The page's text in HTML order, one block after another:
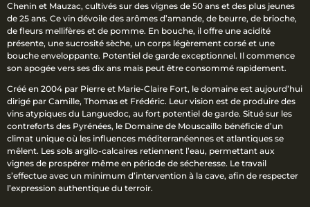
Chenin et Mauzac, cultivés sur des vignes de 50 ans et des plus jeunes
de 25 ans. Ce vin dévoile des arômes d’amande, de beurre, de brioche,
de fleurs mellifères et de pomme. En bouche, il offre une acidité
présente, une sucrosité sèche, un corps légèrement corsé et une
bouche enveloppante. Potentiel de garde exceptionnel. Il commence
son apogée vers ses dix ans mais peut être consommé rapidement.
Créé en 2004 par Pierre et Marie-Claire Fort, le domaine est aujourd’hui
dirigé par Camille, Thomas et Frédéric. Leur vision est de produire des
vins atypiques du Languedoc, au fort potentiel de garde. Situé sur les
contreforts des Pyrénées, le Domaine de Mouscaillo bénéficie d’un
climat unique où les influences méditerranéennes et atlantiques se
mêlent. Les sols argilo-calcaires retiennent l’eau, permettant aux
vignes de prospérer même en période de sécheresse. Le travail
s’effectue avec un minimum d’intervention à la cave, afin de respecter
l’expression authentique du terroir.